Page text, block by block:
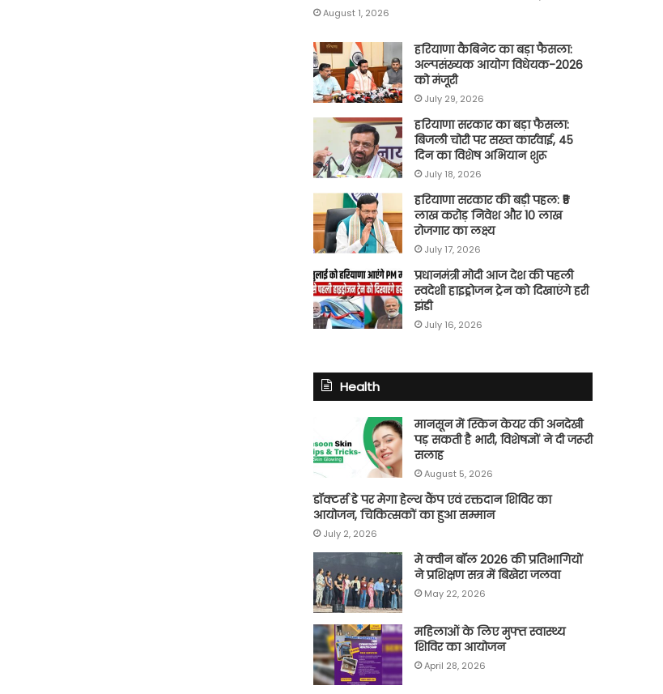
August 1, 2026
हरियाणा कैबिनेट का बड़ा फैसला:
अल्पसंख्यक आयोग विधेयक-2026
को मंजूरी
July 29, 2026
हरियाणा सरकार का बड़ा फैसला:
बिजली चोरी पर सख्त कार्रवाई, 45
दिन का विशेष अभियान शुरू
July 18, 2026
हरियाणा सरकार की बड़ी पहल: ₹5
लाख करोड़ निवेश और 10 लाख
रोजगार का लक्ष्य
July 17, 2026
प्रधानमंत्री मोदी आज देश की पहली
स्वदेशी हाइड्रोजन ट्रेन को दिखाएंगे हरी
झंडी
July 16, 2026
Health
मानसून में स्किन केयर की अनदेखी
पड़ सकती है भारी, विशेषज्ञों ने दी जरूरी
सलाह
August 5, 2026
डॉक्टर्स डे पर मेगा हेल्थ कैंप एवं रक्तदान शिविर का
आयोजन, चिकित्सकों का हुआ सम्मान
July 2, 2026
मे क्वीन बॉल 2026 की प्रतिभागियों
ने प्रशिक्षण सत्र में बिखेरा जलवा
May 22, 2026
महिलाओं के लिए मुफ्त स्वास्थ्य
शिविर का आयोजन
April 28, 2026